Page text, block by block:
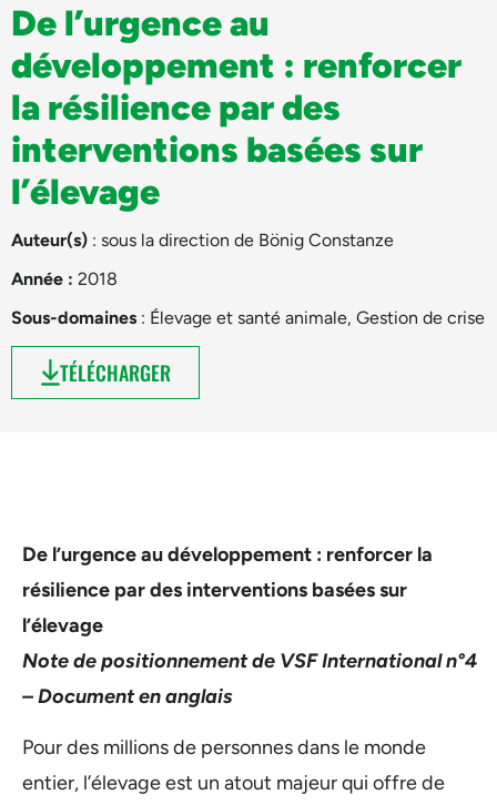
De l’urgence au
développement : renforcer
la résilience par des
interventions basées sur
l’élevage
Auteur(s) : sous la direction de Bönig Constanze
Année : 2018
Sous-domaines : Élevage et santé animale, Gestion de crise
TÉLÉCHARGER
De l’urgence au développement : renforcer la
résilience par des interventions basées sur
l’élevage
Note de positionnement de VSF International n°4
– Document en anglais
Pour des millions de personnes dans le monde
entier, l’élevage est un atout majeur qui offre de